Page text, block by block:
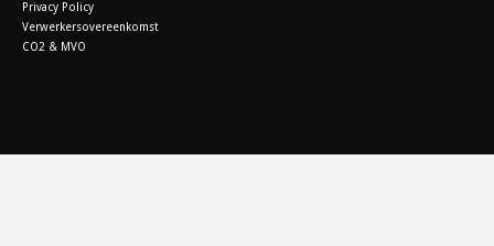
Privacy Policy
Verwerkersovereenkomst
CO2 & MVO